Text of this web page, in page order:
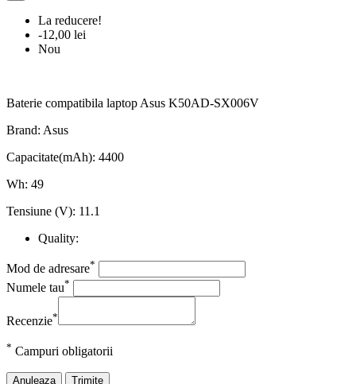
La reducere!
-12,00 lei
Nou
Baterie compatibila laptop Asus K50AD-SX006V
Brand: Asus
Capacitate(mAh): 4400
Wh: 49
Tensiune (V): 11.1
Quality:
Mod de adresare*
Numele tau*
Recenzie*
* Campuri obligatorii
Anuleaza Trimite